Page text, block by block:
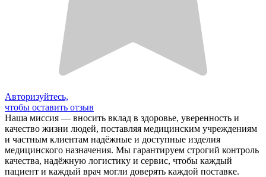
Авторизуйтесь,
чтобы оставить отзыв
Наша миссия — вносить вклад в здоровье, уверенность и
качество жизни людей, поставляя медицинским учреждениям
и частным клиентам надёжные и доступные изделия
медицинского назначения. Мы гарантируем строгий контроль
качества, надёжную логистику и сервис, чтобы каждый
пациент и каждый врач могли доверять каждой поставке.